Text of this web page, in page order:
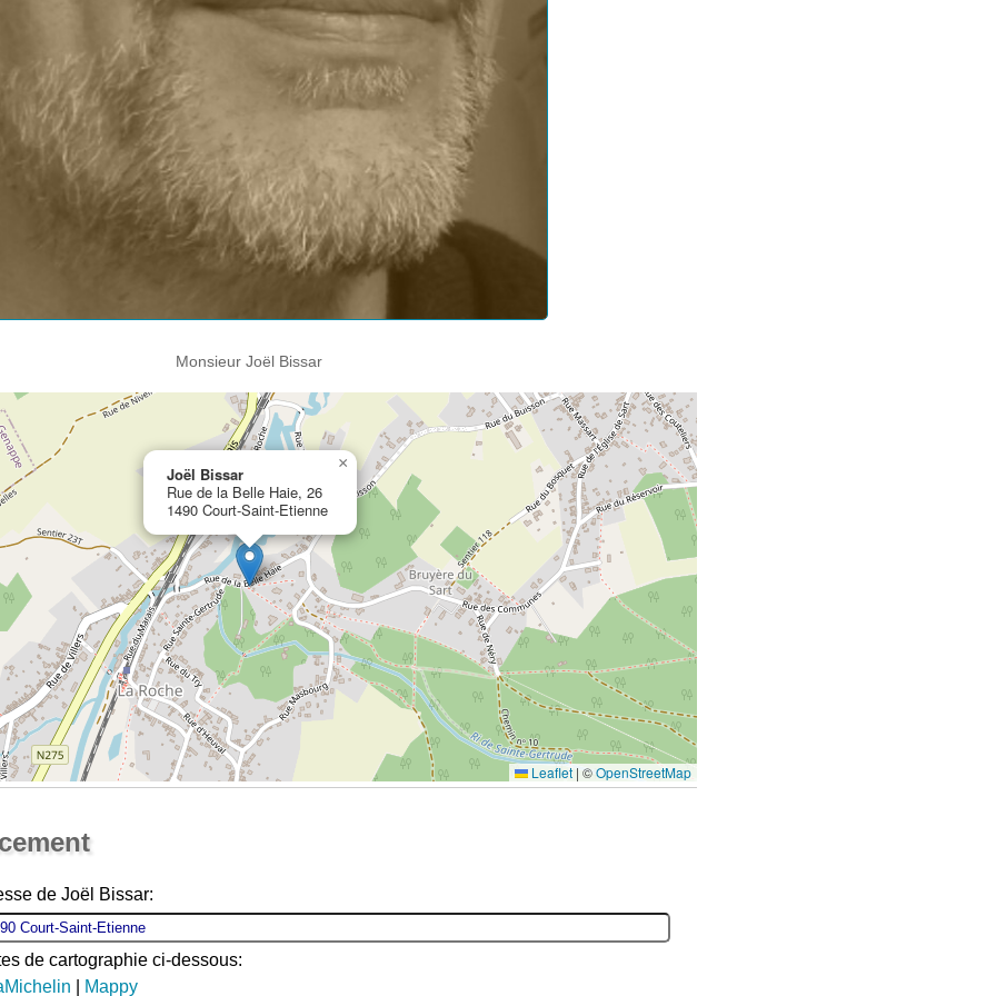
Monsieur Joël Bissar
Joël Bissar
Rue de la Belle Haie, 26
1490 Court-Saint-Etienne
×
Leaflet | ©OpenStreetMap
de Joël Bissar:
de cartographie ci-dessous:
Mappy